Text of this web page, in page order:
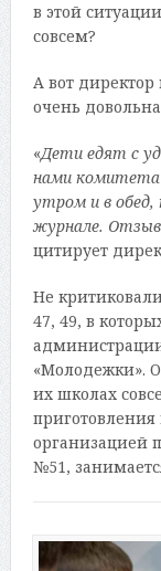
в этой
совсем?
А вот
очень
«Дети едят с
нами комитета
утром и в
журнале.
цитирует
Не
47, 49, в
«Молодежки».
их школах
организацией
№51,